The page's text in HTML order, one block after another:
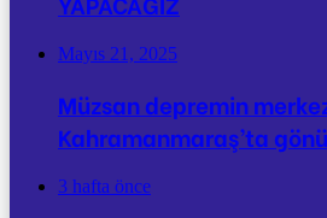
Mayıs 21, 2025
Müzsan depremin
Kahramanmaraş’ta
3 hafta önce